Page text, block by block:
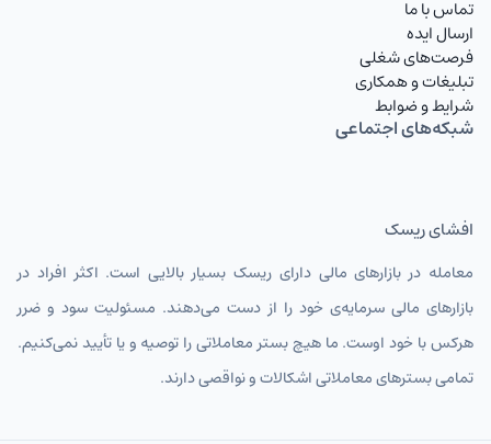
تماس با ما
ارسال ایده
فرصت‌های شغلی
تبلیغات و همکاری
شرایط و ضوابط
شبکه‌های اجتماعی
افشای ریسک
معامله در بازارهای مالی دارای ریسک بسیار بالایی است. اکثر افراد در
بازارهای مالی سرمایه‌ی خود را از دست می‌دهند. مسئولیت سود و ضرر
هرکس با خود اوست. ما هیچ بستر معاملاتی را توصیه و یا تأیید نمی‌کنیم.
تمامی بسترهای معاملاتی اشکالات و نواقصی دارند.